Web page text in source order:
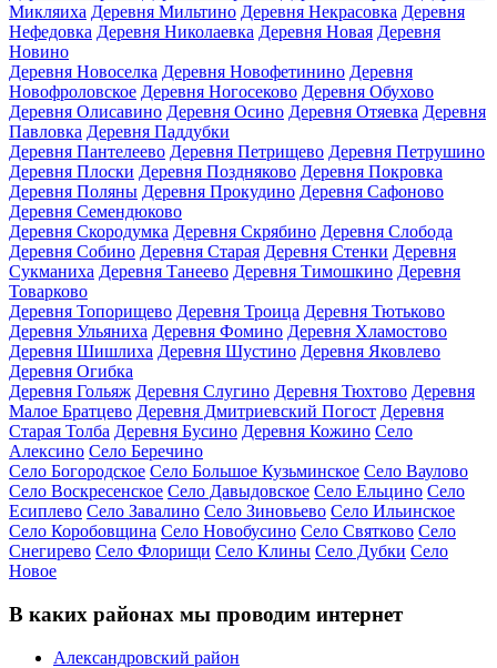
Микляиха Деревня Мильтино Деревня Некрасовка Деревня
Нефедовка Деревня Николаевка Деревня Новая Деревня
Новино
Деревня Новоселка Деревня Новофетинино Деревня
Новофроловское Деревня Ногосеково Деревня Обухово
Деревня Олисавино Деревня Осино Деревня Отяевка Деревня
Павловка Деревня Паддубки
Деревня Пантелеево Деревня Петрищево Деревня Петрушино
Деревня Плоски Деревня Поздняково Деревня Покровка
Деревня Поляны Деревня Прокудино Деревня Сафоново
Деревня Семендюково
Деревня Скородумка Деревня Скрябино Деревня Слобода
Деревня Собино Деревня Старая Деревня Стенки Деревня
Сукманиха Деревня Танеево Деревня Тимошкино Деревня
Товарково
Деревня Топорищево Деревня Троица Деревня Тютьково
Деревня Ульяниха Деревня Фомино Деревня Хламостово
Деревня Шишлиха Деревня Шустино Деревня Яковлево
Деревня Огибка
Деревня Гольяж Деревня Слугино Деревня Тюхтово Деревня
Малое Братцево Деревня Дмитриевский Погост Деревня
Старая Толба Деревня Бусино Деревня Кожино Село
Алексино Село Беречино
Село Богородское Село Большое Кузьминское Село Ваулово
Село Воскресенское Село Давыдовское Село Ельцино Село
Есиплево Село Завалино Село Зиновьево Село Ильинское
Село Коробовщина Село Новобусино Село Святково Село
Снегирево Село Флорищи Село Клины Село Дубки Село
Новое
В каких районах мы проводим интернет
Александровский район